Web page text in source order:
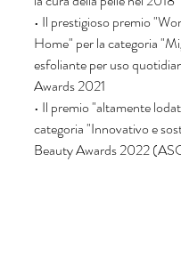
• Il prestigioso premio
Home" per la categoria
esfoliante per uso
Awards 2021
• Il premio "altamente
categoria "Innovativo e
Beauty Awards 2022